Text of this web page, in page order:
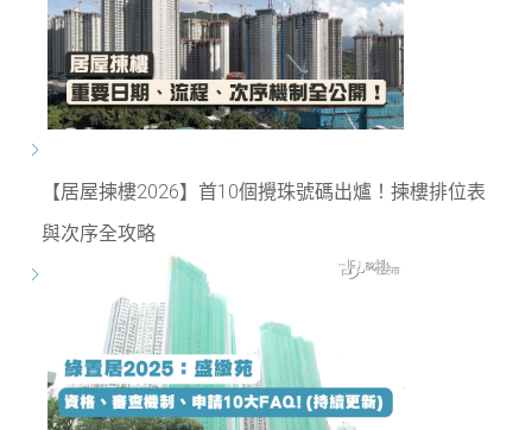
【居屋揀樓2026】首10個攪珠號碼出爐！揀樓排位表
與次序全攻略